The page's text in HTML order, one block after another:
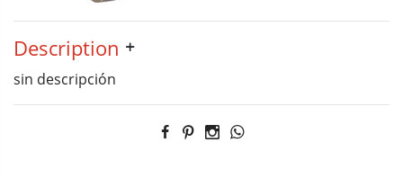
Description
sin descripción